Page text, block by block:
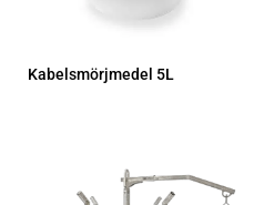
Kabelsmörjmedel 5L